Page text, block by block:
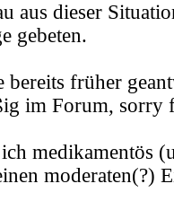
aus dieser
gebeten.
bereits früher
im Forum, sorry
medikamentös
moderaten(?)